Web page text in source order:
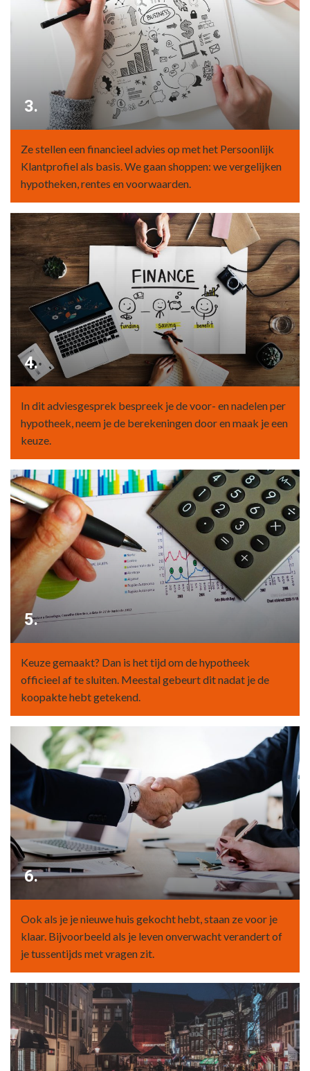
3.
Ze stellen een financieel advies op met het Persoonlijk
Klantprofiel als basis. We gaan shoppen: we vergelijken
hypotheken, rentes en voorwaarden.
4.
In dit adviesgesprek bespreek je de voor- en nadelen per
hypotheek, neem je de berekeningen door en maak je een
keuze.
5.
Keuze gemaakt? Dan is het tijd om de hypotheek
officieel af te sluiten. Meestal gebeurt dit nadat je de
koopakte hebt getekend.
6.
Ook als je je nieuwe huis gekocht hebt, staan ze voor je
klaar. Bijvoorbeeld als je leven onverwacht verandert of
je tussentijds met vragen zit.